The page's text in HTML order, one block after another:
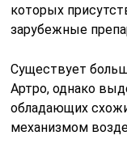
которых
зарубежные
Существует
Артро, однако
обладающих
механизмом